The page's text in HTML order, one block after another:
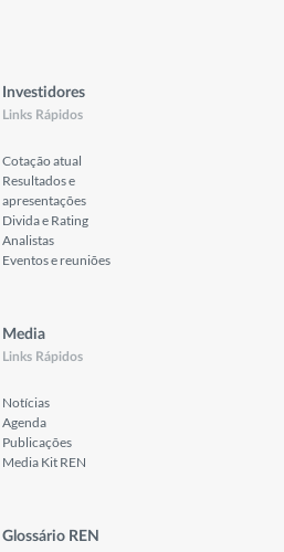
Investidores
Links Rápidos
Cotação atual
Resultados e
apresentações
Divida e Rating
Analistas
Eventos e reuniões
Media
Links Rápidos
Notícias
Agenda
Publicações
Media Kit REN
Glossário REN